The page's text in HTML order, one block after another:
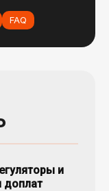
FAQ
и
доплат